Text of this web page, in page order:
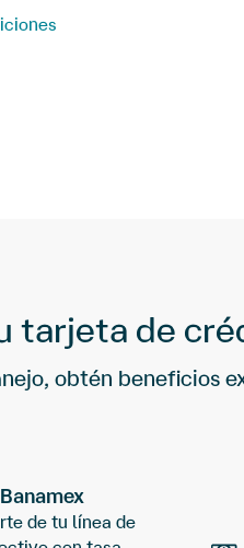
tarjeta de
obtén beneficios
de tu línea de